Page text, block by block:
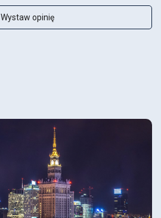
Wystaw opinię